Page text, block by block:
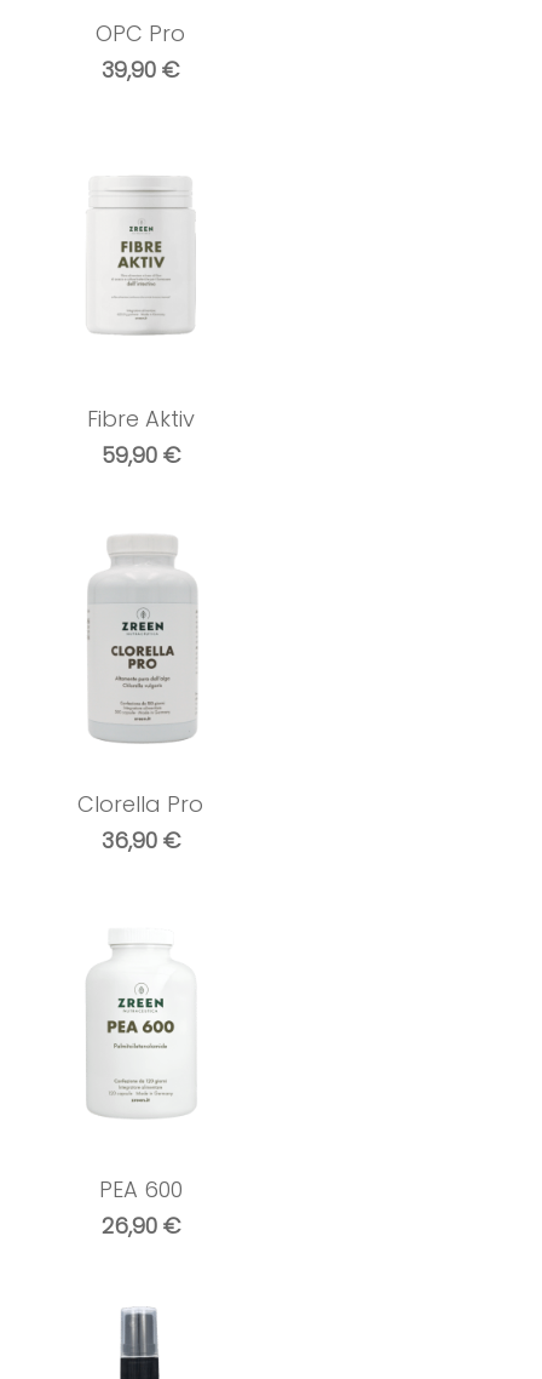
OPC Pro
39,90€
Fibre Aktiv
59,90 €
Clorella Pro
36,90 €
PEA 600
26,90 €